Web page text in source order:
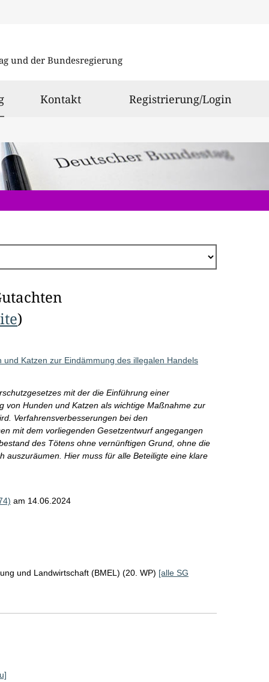
und der Bundesregierung
ausgewählt
Kontakt Registrierung/Login
)
Katzen zur Eindämmung des illegalen Handels
mit der die Einführung einer
von Hunden und Katzen als wichtige Maßnahme zur
Verfahrensverbesserungen bei den
mit dem vorliegenden Gesetzentwurf angegangen
des Tötens ohne vernünftigen Grund, ohne die
auszuräumen. Hier muss für alle Beteiligte eine klare
am 14.06.2024
und Landwirtschaft (BMEL) (20. WP) [alle SG